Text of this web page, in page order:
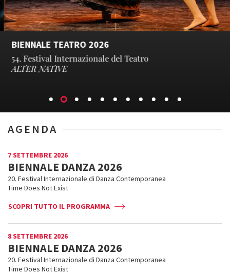
BIENNALE TEATRO 2026
54. Festival Internazionale del Teatro
ALTER NATIVE
AGENDA
7 SETTEMBRE 2026
BIENNALE DANZA 2026
20. Festival Internazionale di Danza Contemporanea
Time Does Not Exist
SCOPRI TUTTO IL PROGRAMMA
8 SETTEMBRE 2026
BIENNALE DANZA 2026
20. Festival Internazionale di Danza Contemporanea
Time Does Not Exist